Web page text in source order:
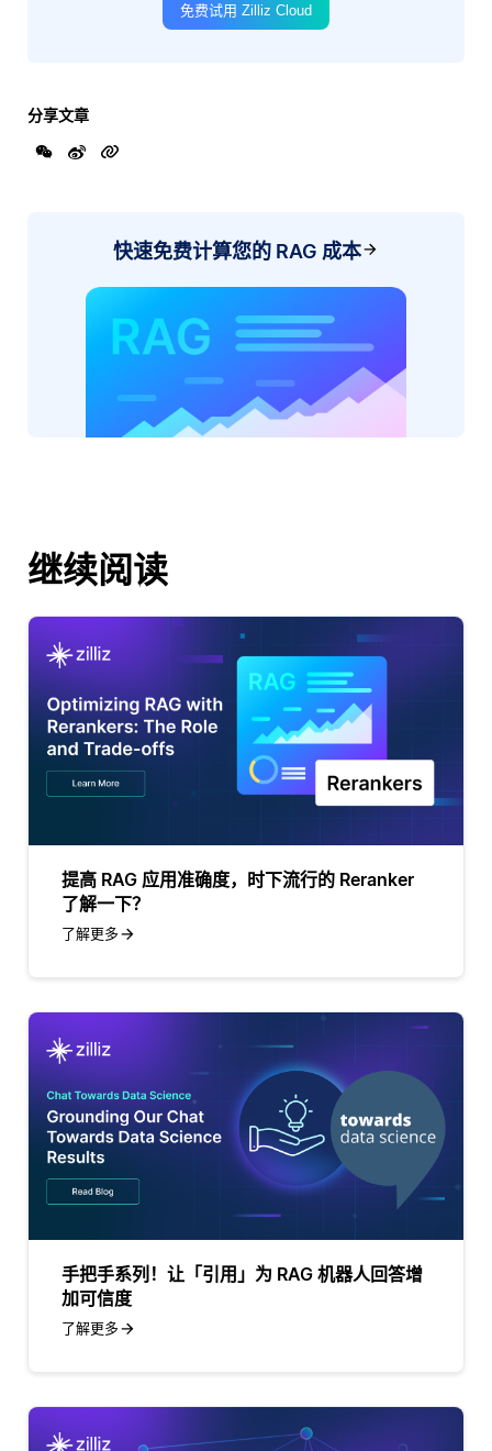
免费试用 Zilliz Cloud
分享文章
快速免费计算您的 RAG 成本
继续阅读
提高 RAG 应用准确度，时下流行的 Reranker
了解一下？
了解更多
手把手系列！让「引用」为 RAG 机器人回答增
加可信度
了解更多